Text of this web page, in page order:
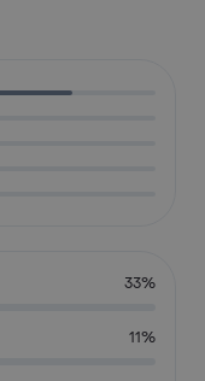
33%
11%